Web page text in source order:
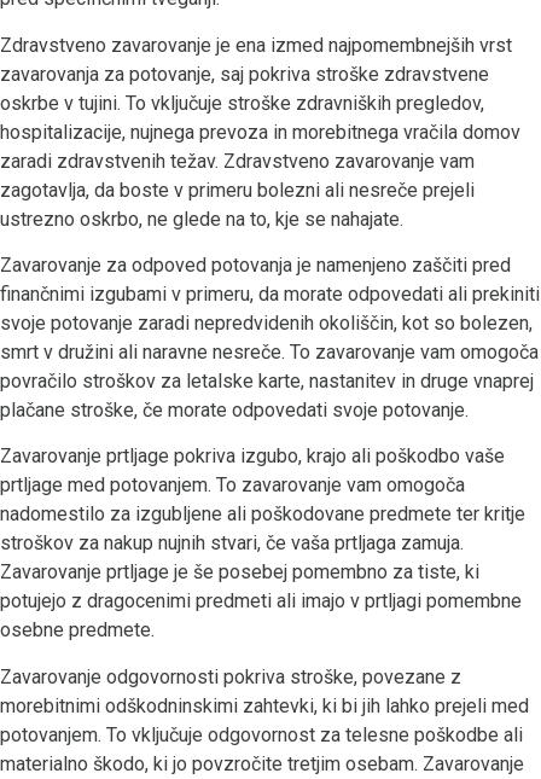
Zdravstveno zavarovanje je ena izmed najpomembnejših vrst
zavarovanja za potovanje, saj pokriva stroške zdravstvene
oskrbe v tujini. To vključuje stroške zdravniških pregledov,
hospitalizacije, nujnega prevoza in morebitnega vračila domov
zaradi zdravstvenih težav. Zdravstveno zavarovanje vam
zagotavlja, da boste v primeru bolezni ali nesreče prejeli
ustrezno oskrbo, ne glede na to, kje se nahajate.
Zavarovanje za odpoved potovanja je namenjeno zaščiti pred
finančnimi izgubami v primeru, da morate odpovedati ali prekiniti
svoje potovanje zaradi nepredvidenih okoliščin, kot so bolezen,
smrt v družini ali naravne nesreče. To zavarovanje vam omogoča
povračilo stroškov za letalske karte, nastanitev in druge vnaprej
plačane stroške, če morate odpovedati svoje potovanje.
Zavarovanje prtljage pokriva izgubo, krajo ali poškodbo vaše
prtljage med potovanjem. To zavarovanje vam omogoča
nadomestilo za izgubljene ali poškodovane predmete ter kritje
stroškov za nakup nujnih stvari, če vaša prtljaga zamuja.
Zavarovanje prtljage je še posebej pomembno za tiste, ki
potujejo z dragocenimi predmeti ali imajo v prtljagi pomembne
osebne predmete.
Zavarovanje odgovornosti pokriva stroške, povezane z
morebitnimi odškodninskimi zahtevki, ki bi jih lahko prejeli med
potovanjem. To vključuje odgovornost za telesne poškodbe ali
materialno škodo, ki jo povzročite tretjim osebam. Zavarovanje